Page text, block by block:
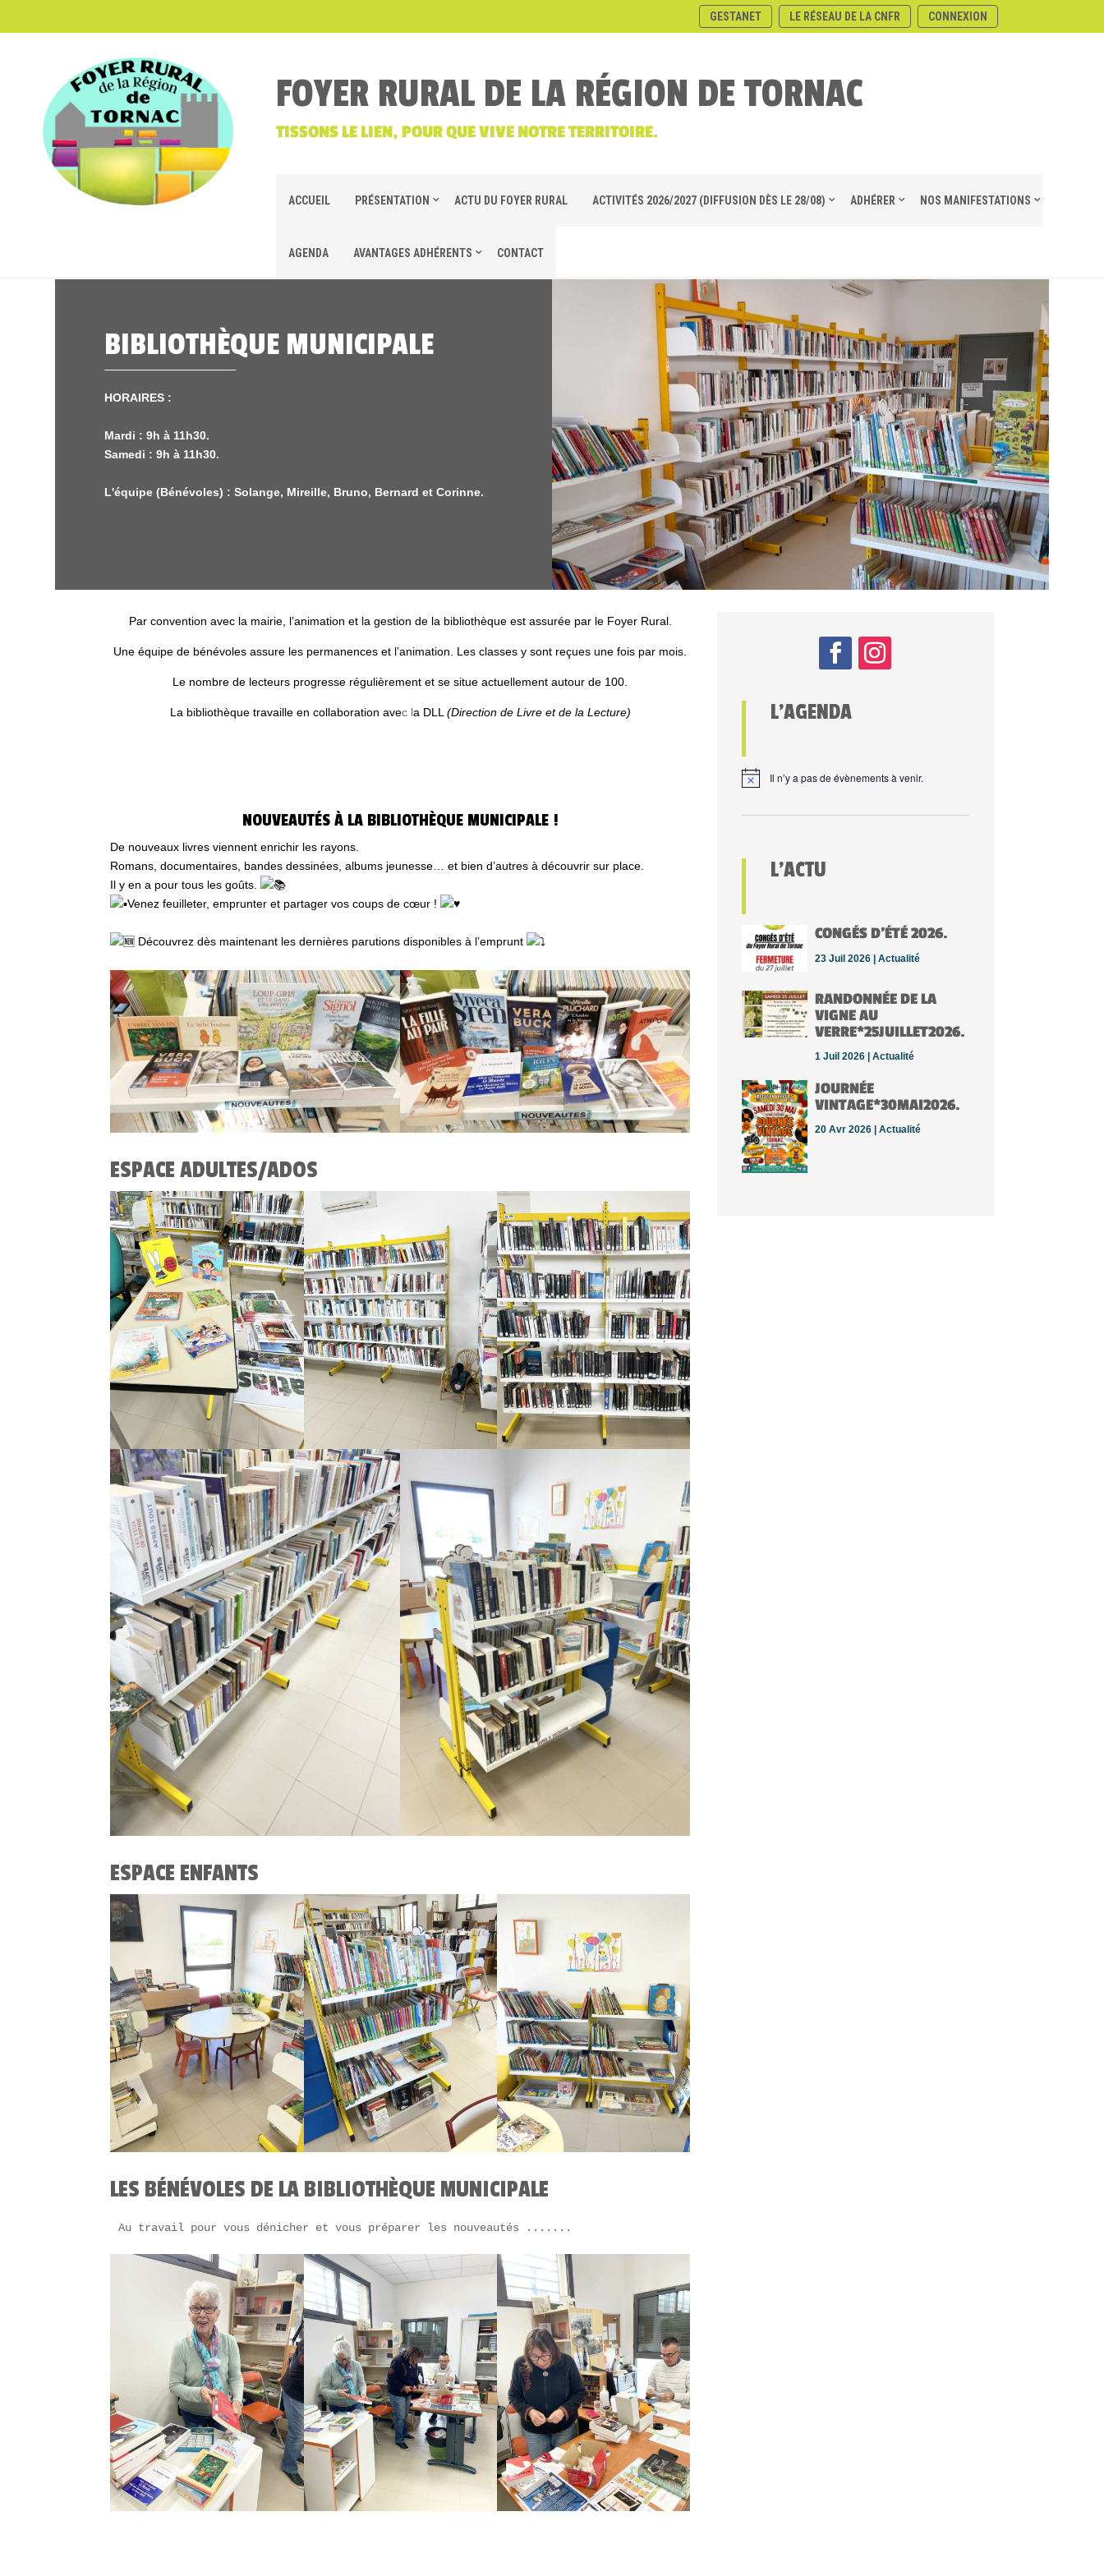
GESTANET LE RÉSEAU DE LA CNFR CONNEXION
FOYER RURAL DE LA RÉGION DE TORNAC
TISSONS LE LIEN, POUR QUE VIVE NOTRE TERRITOIRE.
ACCUEIL PRÉSENTATION ACTU DU FOYER RURAL ACTIVITÉS 2026/2027 (DIFFUSION DÈS LE 28/08) ADHÉRER NOS MANIFESTATIONS
AGENDA AVANTAGES ADHÉRENTS CONTACT
BIBLIOTHÈQUE MUNICIPALE
HORAIRES :
Mardi : 9h à 11h30.
Samedi : 9h à 11h30.
L'équipe (Bénévoles) : Solange, Mireille, Bruno, Bernard et Corinne.
Par convention avec la mairie, l’animation et la gestion de la bibliothèque est assurée par le Foyer Rural.
Une équipe de bénévoles assure les permanences et l’animation. Les classes y sont reçues une fois par mois.
Le nombre de lecteurs progresse régulièrement et se situe actuellement autour de 100.
La bibliothèque travaille en collaboration avec la DLL (Direction de Livre et de la Lecture)
NOUVEAUTÉS À LA BIBLIOTHÈQUE MUNICIPALE !
De nouveaux livres viennent enrichir les rayons.
Romans, documentaires, bandes dessinées, albums jeunesse… et bien d’autres à découvrir sur place.
Il y en a pour tous les goûts.
Venez feuilleter, emprunteret partager vos coups de cœur !
Découvrez dès maintenant les dernières parutions disponibles à l’emprunt
ESPACE ADULTES/ADOS
ESPACE ENFANTS
LES BÉNÉVOLES DE LA BIBLIOTHÈQUE MUNICIPALE
Au travail pour vous dénicher et vous préparer les nouveautés .......
L’AGENDA
Il n’y a pas de évènements à venir.
L’ACTU
CONGÉS D’ÉTÉ 2026.
23 Juil 2026 |Actualité
RANDONNÉE DE LA
VIGNE AU
VERRE*25JUILLET2026.
1 Juil 2026 |Actualité
JOURNÉE
VINTAGE*30MAI2026.
20 Avr 2026 |Actualité